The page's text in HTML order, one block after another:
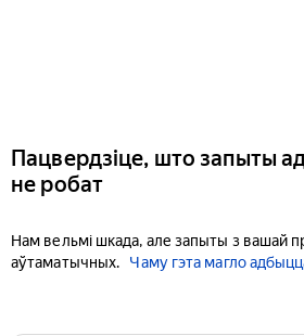
Пацвердзіце, што запыты
не робат
Нам вельмі шкада, але запыты з вашай
аўтаматычных.
Чаму гэта магло